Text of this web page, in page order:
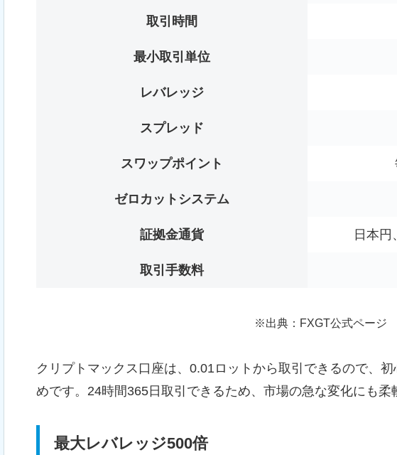
取引時間
最小取引単位
レバレッジ
スプレッド
スワップポイント
ゼロカットシステム
証拠金通貨 日本
取引手数料
※出典：FXGT公式ページ
クリプトマックス口座は、0.01ロットから取引できるので、
めです。24時間365日取引できるため、市場の急な変化にも柔
最大レバレッジ500倍